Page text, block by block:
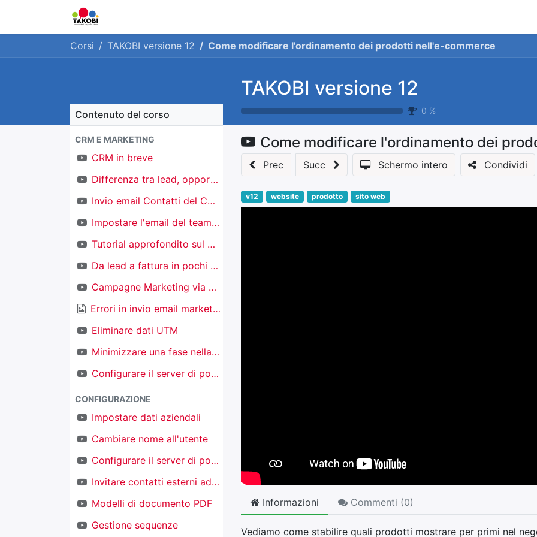
Corsi TAKOBI versione 12 Come modificare l'ordinamento dei prodotti nell'e-commerce
TAKOBI versione 12
0 %
Contenuto del corso
CRM E MARKETING
CRM in breve
Differenza tra lead, opportunità e contatti
Invio email Contatti del CRM
Impostare l'email del team di vendita
Tutorial approfondito sul CRM
Da lead a fattura in pochi click
Campagne Marketing via email
Errori in invio email marketing
Eliminare dati UTM
Minimizzare una fase nella kanban nel CRM
Configurare il server di posta in ingresso per creare nuovi oggetti
CONFIGURAZIONE
Impostare dati aziendali
Cambiare nome all'utente
Configurare il server di posta in uscita
Invitare contatti esterni ad accedere al proprio TAKOBI
Modelli di documento PDF
Gestione sequenze
Come modificare l'ordinamento dei
Prec Succ Schermo intero Condividi
v12 website prodotto sito web
Informazioni Commenti (0)
Vediamo come stabilire quali prodotti mostrare per primi nel